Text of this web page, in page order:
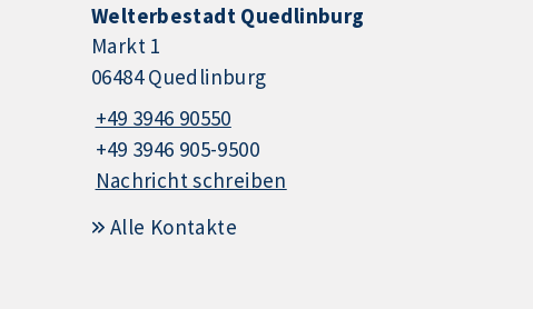
Welterbestadt Quedlinburg
Markt 1
06484 Quedlinburg
+49 3946 90550
+49 3946 905-9500
Nachricht schreiben
Alle Kontakte